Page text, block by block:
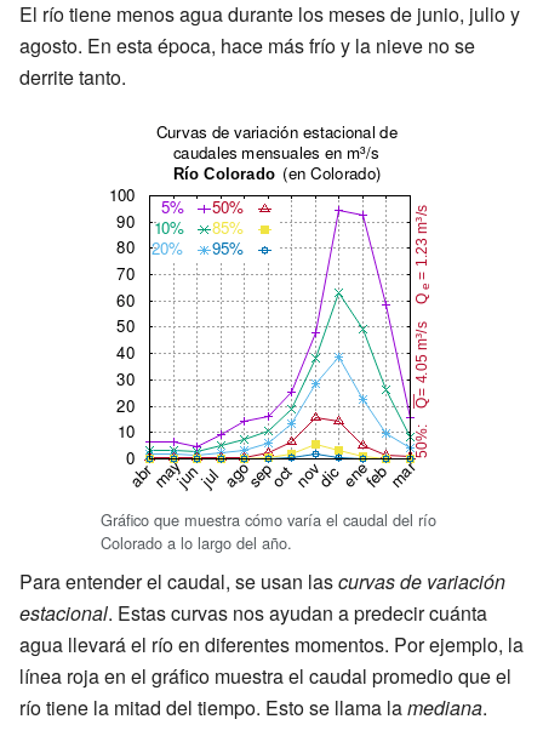
El río tiene menos agua durante los meses de junio, julio y
agosto. En esta época, hace más frío y la nieve no se
derrite tanto.
Gráfico que muestra cómo varía el caudal del río
Colorado a lo largo del año.
Para entender el caudal, se usan lascurvas de variación
estacional. Estas curvas nos ayudan a predecir cuánta
agua llevará el río en diferentes momentos. Por ejemplo, la
línea roja en el gráfico muestra el caudal promedio que el
río tiene la mitad del tiempo. Esto se llama lamediana.